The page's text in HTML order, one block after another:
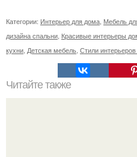
Категории: Интерьер для дома, Мебель
дизайна спальни, Красивые интерьеры
кухни, Детская мебель, Стили интерьеров
Читайте также